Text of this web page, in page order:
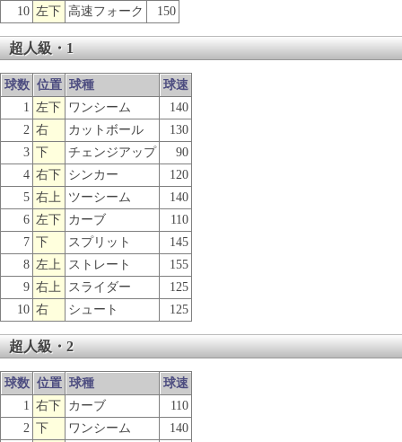
10 左下 高速フォーク 150
超人級・1
球数 位置 球種
球速
1
左下 ワンシーム
140
2 右 カットボール
130
3 下 チェンジアップ
90
4 右下 シンカー
120
5 右上 ツーシーム
140
6 左下 カーブ
110
7 下 スプリット
145
8 左上 ストレート
155
9 右上 スライダー
125
10 右 シュート 125
超人級・2
球数 位置 球種
球速
1
右下 カーブ
110
2 下 ワンシーム
140